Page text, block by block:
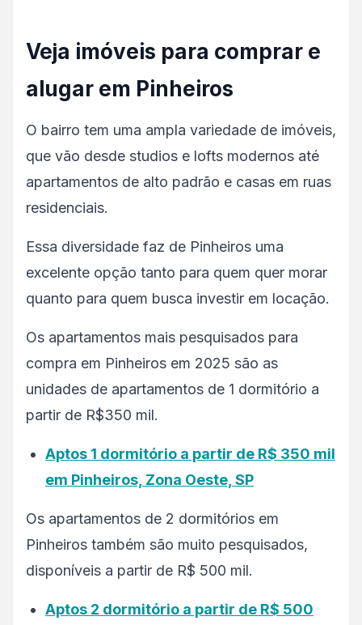
Veja imóveis para comprar e
alugar em Pinheiros
O bairro tem uma ampla variedade de imóveis,
que vão desde studios e lofts modernos até
apartamentos de alto padrão e casas em ruas
residenciais.
Essa diversidade faz de Pinheiros uma
excelente opção tanto para quem quer morar
quanto para quem busca investir em locação.
Os apartamentos mais pesquisados para
compra em Pinheiros em 2025 são as
unidades de apartamentos de 1 dormitório a
partir de R$350 mil.
Aptos 1 dormitório a partir de R$ 350 mil
em Pinheiros, Zona Oeste, SP
Os apartamentos de 2 dormitórios em
Pinheiros também são muito pesquisados,
disponíveis a partir de R$ 500 mil.
Aptos 2 dormitório a partir de R$ 500